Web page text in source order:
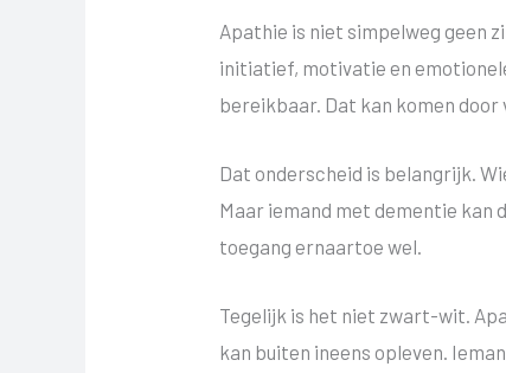
Apathie is niet simpelweg geen
initiatief, motivatie en
bereikbaar. Dat kan komen door
Dat onderscheid is belangrijk.
Maar iemand met dementie kan
toegang ernaartoe wel.
Tegelijk is het niet zwart-wit.
kan buiten ineens opleven.